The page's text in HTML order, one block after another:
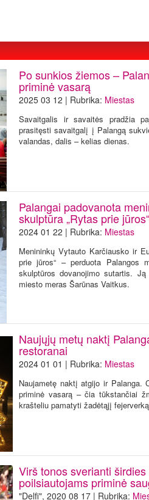
Po sunkios žiemos –
priminė vasarą
2025 03 12 | Rubrika: Miestas
Savaitgalis ir savaitės pradžia
prasitęsti savaitgalį į Palangą
valandas, dalis – kelias dienas.
Palangai padovanota
skulptūra „Rytas prie jūros“
2024 01 22 | Rubrika: Miestas
Menininkų Vytauto Karčiausko ir
prie jūros“ – perduota Palangos
skulptūros dovanojimo sutartis.
miesto meras Šarūnas Vaitkus.
Naujųjų metų naktį
restoranai
2024 01 01 | Rubrika: Miestas
Naujametę naktį atgijo ir Palanga.
priminė vasarą – čia tūkstančiai
krašteliu pamatyti žadėtąjį
Virš tonos sverianti
poilsiautojams priminė
"Delfi", 2020 08 17 | Rubrika: